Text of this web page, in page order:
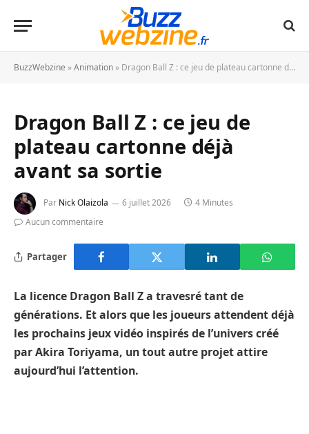
BuzzWebzine »Animation » Dragon Ball Z : ce jeu de plateau cartonne déjà avant sa sortie
Dragon Ball Z : ce jeu de
plateau cartonne déjà
avant sa sortie
Par Nick Olaizola 6 juillet 2026
4 Minutes
Aucun commentaire
Partager
La licence Dragon Ball Z a travesré tant de
générations. Et alors que les joueurs attendent déjà
les prochains jeux vidéo inspirés de l’univers créé
par Akira Toriyama, un tout autre projet attire
aujourd’hui l’attention.